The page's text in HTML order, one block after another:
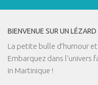
BIENVENUE SUR UN
La petite bulle d’humour
Embarquez dans l'univers
in Martinique !